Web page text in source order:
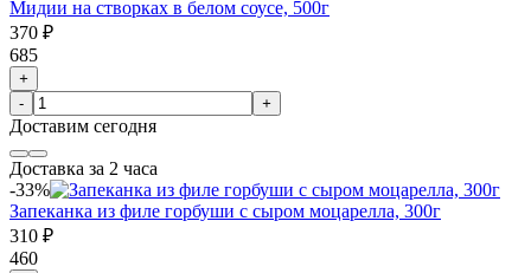
Мидии на створках в белом соусе, 500г
370 ₽
685
+
-
+
Доставим сегодня
Доставка за 2 часа
-33%
Запеканка из филе горбуши с сыром моцарелла, 300г
310 ₽
460